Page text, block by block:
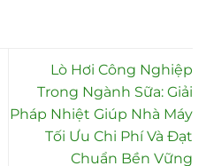
Lò Hơi Công Nghiệp
Trong Ngành Sữa: Giải
Pháp Nhiệt Giúp Nhà Máy
Tối Ưu Chi Phí Và Đạt
Chuẩn Bền Vững